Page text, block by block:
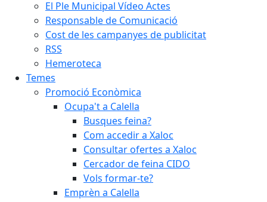
El Ple Municipal Vídeo Actes
Responsable de Comunicació
Cost de les campanyes de publicitat
RSS
Hemeroteca
Temes
Promoció Econòmica
Ocupa't a Calella
Busques feina?
Com accedir a Xaloc
Consultar ofertes a Xaloc
Cercador de feina CIDO
Vols formar-te?
Emprèn a Calella